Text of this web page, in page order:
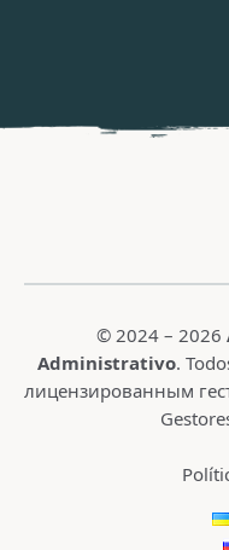
© 2024 – 2026
Administrativo.
лицензированным